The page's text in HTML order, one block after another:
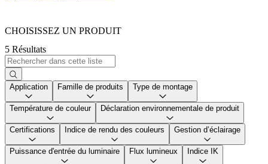
CHOISISSEZ UN PRODUIT
5 Résultats
Application Famille de produits Type de montage
Température de couleur Déclaration environnementale de produit
Certifications Indice de rendu des couleurs Gestion d’éclairage
Puissance d'entrée du luminaire Flux lumineux Indice IK